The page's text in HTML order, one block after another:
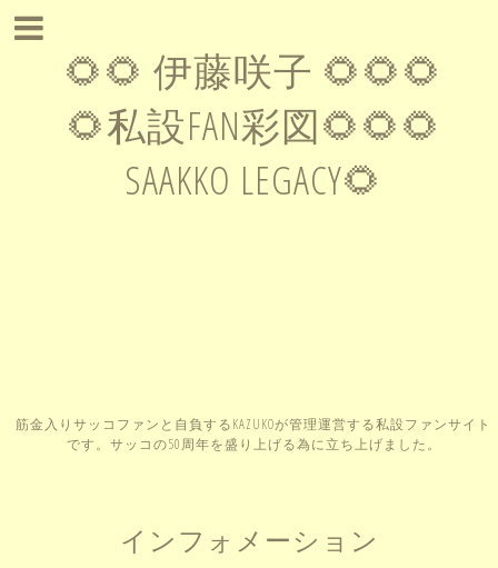
🌻🌻 伊藤咲子 🌻🌻🌻
🌻私設FAN彩図🌻🌻🌻
SAAKKO LEGACY🌻
筋金入りサッコファンと自負するKAZUKOが管理運営する私設ファンサイト
です。サッコの50周年を盛り上げる為に立ち上げました。
インフォメーション